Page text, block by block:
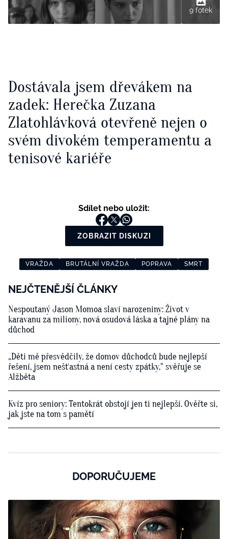
9 fotek
Dostávala jsem dřevákem na
zadek: Herečka Zuzana
Zlatohlávková otevřeně nejen o
svém divokém temperamentu a
tenisové kariéře
Sdílet nebo uložit:
ZOBRAZIT DISKUZI
VRAŽDA BRUTÁLNÍ VRAŽDA POPRAVA SMRT
NEJČTENĚJŠÍ ČLÁNKY
Nespoutaný Jason Momoa slaví narozeniny: Život v
karavanu za miliony, nová osudová láska a tajné plány na
důchod
„Děti mě přesvědčily, že domov důchodců bude nejlepší
řešení, jsem nešťastná a není cesty zpátky,“ svěřuje se
Alžběta
Kvíz pro seniory: Tentokrát obstojí jen ti nejlepší. Ověřte si,
jak jste na tom s pamětí
DOPORUČUJEME